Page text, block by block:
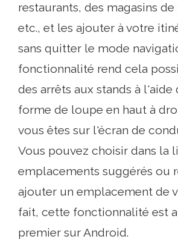
restaurants, des magasins
etc., et les ajouter à votre
sans quitter le mode
fonctionnalité rend cela
des arrêts aux stands à l'aide
forme de loupe en haut à
vous êtes sur l'écran de
Vous pouvez choisir dans la
emplacements suggérés ou
ajouter un emplacement de
fait, cette fonctionnalité est
premier sur Android.